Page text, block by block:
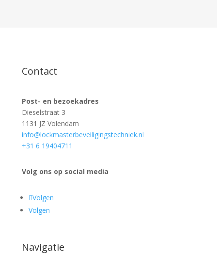
Contact
Post- en bezoekadres
Dieselstraat 3
1131 JZ Volendam
info@lockmasterbeveiligingstechniek.nl
+31 6 19404711
Volg ons op social media
Volgen
Volgen
Navigatie